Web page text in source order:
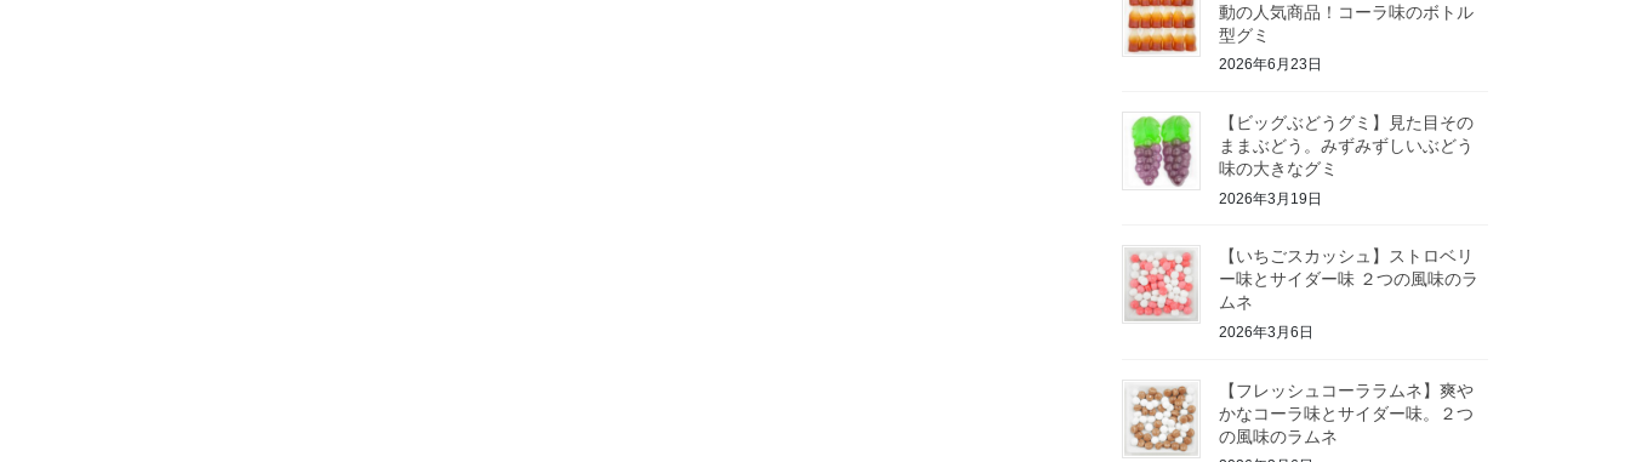
動の人気商品！コーラ味のボトル
型グミ
2026年6月23日
【ビッグぶどうグミ】見た目その
ままぶどう。みずみずしいぶどう
味の大きなグミ
2026年3月19日
【いちごスカッシュ】ストロベリ
ー味とサイダー味 ２つの風味のラ
ムネ
2026年3月6日
【フレッシュコーララムネ】爽や
かなコーラ味とサイダー味。２つ
の風味のラムネ